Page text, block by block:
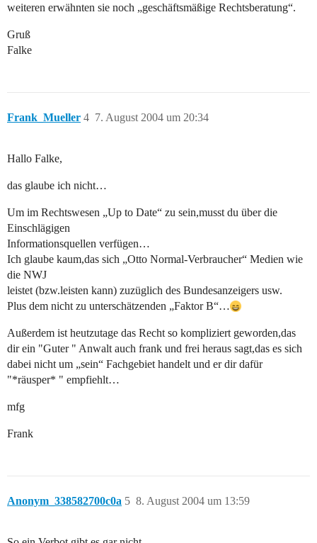
weiteren erwähnten sie noch „geschäftsmäßige Rechtsberatung“.
Gruß
Falke
Frank_Mueller 7. August 2004 um 20:34
4
Hallo Falke,
das glaube ich nicht…
Um im Rechtswesen „Up to Date“ zu sein,musst du über die
Einschlägigen
Informationsquellen verfügen…
Ich glaube kaum,das sich „Otto Normal-Verbraucher“ Medien wie
die NWJ
leistet (bzw.leisten kann) zuzüglich des Bundesanzeigers usw.
Plus dem nicht zu unterschätzenden „Faktor B“…
Außerdem ist heutzutage das Recht so kompliziert geworden,das
dir ein "Guter " Anwalt auch frank und frei heraus sagt,das es sich
dabei nicht um „sein“ Fachgebiet handelt und er dir dafür
"*räusper* " empfiehlt…
mfg
Frank
Anonym_338582700c0a 8. August 2004 um 13:59
5